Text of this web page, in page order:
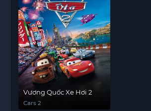
Vương Quốc Xe Hơi 2
Cars 2